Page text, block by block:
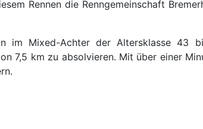
Rennen die Renngemeinschaft
im Mixed-Achter der Altersklasse 43
7,5 km zu absolvieren. Mit über einer